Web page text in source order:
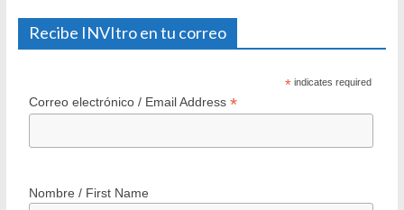
Recibe INVItro en tu correo
* indicates required
Correo electrónico / Email Address *
Nombre / First Name